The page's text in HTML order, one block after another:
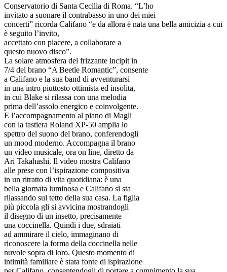
Conservatorio di Santa Cecilia di Roma. “L’ho
invitato a suonare il contrabasso in uno dei miei
concerti” ricorda Califano “e da allora è nata una bella amicizia a cui
è seguito l’invito,
accettato con piacere, a collaborare a
questo nuovo disco”.
La solare atmosfera del frizzante incipit in
7/4 del brano “A Beetle Romantic”, consente
a Califano e la sua band di avventurarsi
in una intro piuttosto ottimista ed insolita,
in cui Blake si rilassa con una melodia
prima dell’assolo energico e coinvolgente.
E l’accompagnamento al piano di Magli
con la tastiera Roland XP-50 amplia lo
spettro del suono del brano, conferendogli
un mood moderno. Accompagna il brano
un video musicale, ora on line, diretto da
Ari Takahashi. Il video mostra Califano
alle prese con l’ispirazione compositiva
in un ritratto di vita quotidiana: è una
bella giornata luminosa e Califano si sta
rilassando sul tetto della sua casa. La figlia
più piccola gli si avvicina mostrandogli
il disegno di un insetto, precisamente
una coccinella. Quindi i due, sdraiati
ad ammirare il cielo, immaginano di
riconoscere la forma della coccinella nelle
nuvole sopra di loro. Questo momento di
intimità familiare è stata fonte di ispirazione